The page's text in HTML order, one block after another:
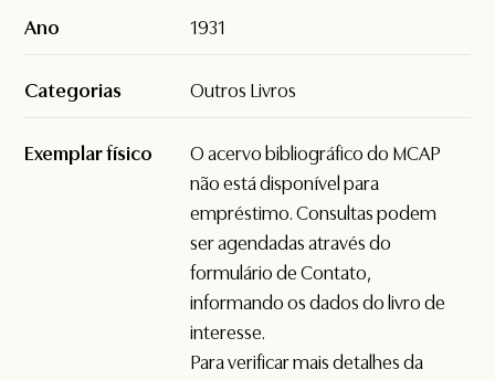
Ano 1931
Categorias Outros Livros
Exemplar físico
O acervo bibliográfico do MCAP
não está disponível para
empréstimo. Consultas podem
ser agendadas através do
formulário deContato,
informando os dados do livro de
interesse.
Para verificar mais detalhes da